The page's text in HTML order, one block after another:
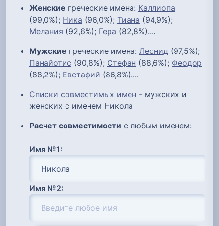
Женские греческие имена: Каллиопа
(99,0%); Ника (96,0%); Тиана (94,9%);
Мелания (92,6%); Гера (82,8%)....
Мужские греческие имена: Леонид (97,5%);
Панайотис (90,8%); Стефан (88,6%); Феодор
(88,2%); Евстафий (86,8%)....
Списки совместимых имен - мужских и
женских с именем Никола
Расчет совместимости с любым именем:
Имя №1:
Имя №2: